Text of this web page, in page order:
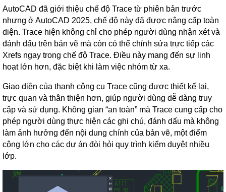
AutoCAD đã giới thiệu chế độ Trace từ phiên bản trước
nhưng ở AutoCAD 2025, chế độ này đã được nâng cấp toàn
diện. Trace hiện không chỉ cho phép người dùng nhận xét và
đánh dấu trên bản vẽ mà còn có thể chỉnh sửa trực tiếp các
Xrefs ngay trong chế độ Trace. Điều này mang đến sự linh
hoạt lớn hơn, đặc biệt khi làm việc nhóm từ xa.
Giao diện của thanh công cụ Trace cũng được thiết kế lại,
trực quan và thân thiện hơn, giúp người dùng dễ dàng truy
cập và sử dụng. Không gian “an toàn” mà Trace cung cấp cho
phép người dùng thực hiện các ghi chú, đánh dấu mà không
làm ảnh hưởng đến nội dung chính của bản vẽ, một điểm
cộng lớn cho các dự án đòi hỏi quy trình kiểm duyệt nhiều
lớp.